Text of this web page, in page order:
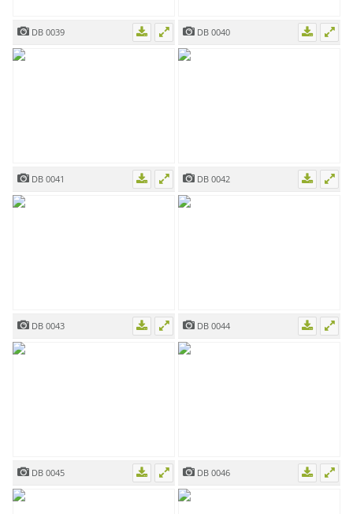
DB 0039 DB 0040
DB 0041 DB 0042
DB 0043 DB 0044
DB 0045 DB 0046